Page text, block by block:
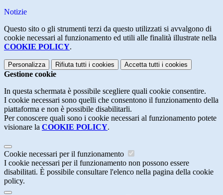
Notizie
Questo sito o gli strumenti terzi da questo utilizzati si avvalgono di
cookie necessari al funzionamento ed utili alle finalità illustrate nella
COOKIE POLICY.
Personalizza Rifiuta tutti i cookies Accetta tutti i cookies
Gestione cookie
In questa schermata è possibile scegliere quali cookie consentire.
I cookie necessari sono quelli che consentono il funzionamento della
piattaforma e non è possibile disabilitarli.
Per conoscere quali sono i cookie necessari al funzionamento potete
visionare la COOKIE POLICY.
Cookie necessari per il funzionamento
I cookie necessari per il funzionamento non possono essere
disabilitati. È possibile consultare l'elenco nella pagina della cookie
policy.